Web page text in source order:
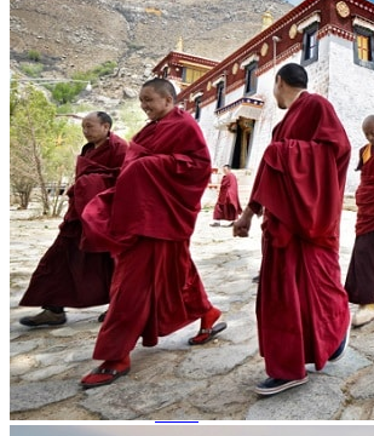
Sichuan 四川
Tibet 西藏
Yunnan 云南
Circuits
Organisation
Circuits sur mesure
Nos Petits Groupes
Ambiance
Classique et incontournables
Culture & expériences
Nature et grands paysages
Famille et enfants
Trekking et aventure
Luxe et exception
Où et quand partir ?
Printemps
Eté
Automne
Hiver